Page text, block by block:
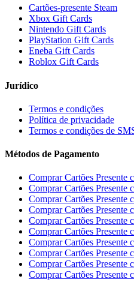
Cartões-presente Steam
Xbox Gift Cards
Nintendo Gift Cards
PlayStation Gift Cards
Eneba Gift Cards
Roblox Gift Cards
Jurídico
Termos e condições
Política de privacidade
Termos e condições de
Métodos de Pagamento
Comprar Cartões Presente
Comprar Cartões Presente
Comprar Cartões Presente
Comprar Cartões Presente
Comprar Cartões Presente
Comprar Cartões Presente
Comprar Cartões Presente
Comprar Cartões Presente
Comprar Cartões Presente
Comprar Cartões Presente